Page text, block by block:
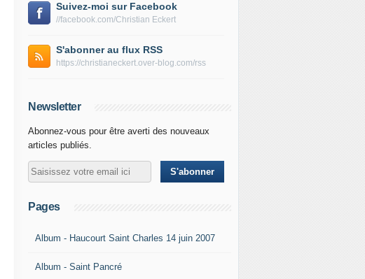
Suivez-moi sur Facebook
//facebook.com/Christian Eckert
S'abonner au flux RSS
https://christianeckert.over-blog.com/rss
Newsletter
Abonnez-vous pour être averti des nouveaux
articles publiés.
Pages
Album - Haucourt Saint Charles 14 juin 2007
Album - Saint Pancré